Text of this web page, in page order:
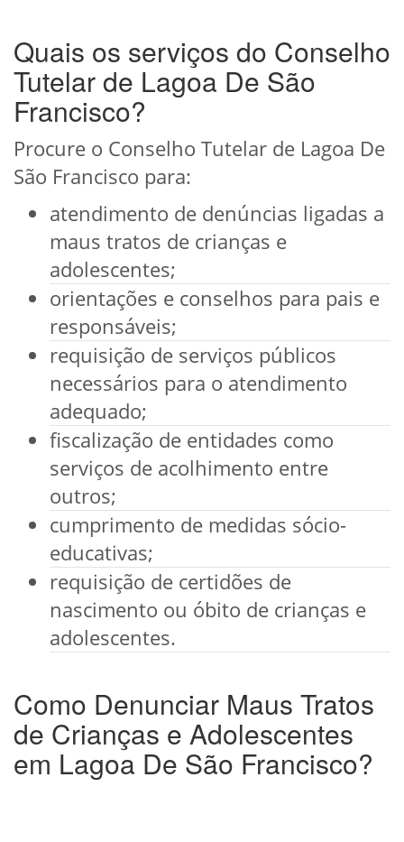
Quais os serviços do Conselho
Tutelar de Lagoa De São
Francisco?
Procure o Conselho Tutelar de Lagoa De
São Francisco para:
atendimento de denúncias ligadas a
maus tratos de crianças e
adolescentes;
orientações e conselhos para pais e
responsáveis;
requisição de serviços públicos
necessários para o atendimento
adequado;
fiscalização de entidades como
serviços de acolhimento entre
outros;
cumprimento de medidas sócio-
educativas;
requisição de certidões de
nascimento ou óbito de crianças e
adolescentes.
Como Denunciar Maus Tratos
de Crianças e Adolescentes
em Lagoa De São Francisco?